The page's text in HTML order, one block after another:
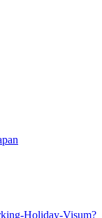
Holiday-Visum?